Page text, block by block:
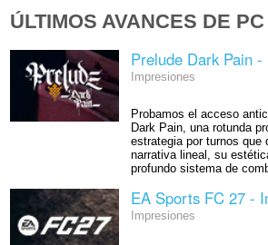
ÚLTIMOS AVANCES DE PC
Prelude Dark Pain
Impresiones
Probamos el acceso
Dark Pain, una rotunda
estrategia por turnos que
narrativa lineal, su
profundo sistema de
EA Sports FC 27 -
Impresiones